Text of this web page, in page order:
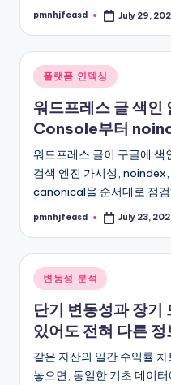
Posted
pmnhjfeasd July 29,
Posted
in
플랫폼 인덱싱
워드프레스 글 색
Console부터
워드프레스 글이 구글에
검색 엔진 가시성,
canonical을 순서대로 점
Posted
pmnhjfeasd July 23,
Posted
in
변동성 분석
단기 변동성과 장기
있어도 전혀 다른
같은 자산의 일간 수익률
놓으면, 동일한 기초 데이